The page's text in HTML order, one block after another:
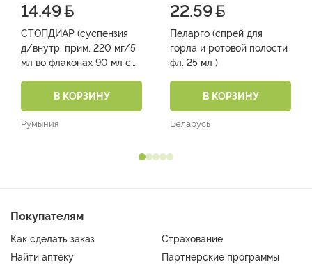
14.49
СТОПДИАР (суспензия
д/внутр. прим. 220 мг/5
мл во флаконах 90 мл с
(на 2,5мл и 5 мл) №1)
В КОРЗИНУ
Румыния
22.59
Пеларго (спрей для
горла и ротовой полости
фл. 25 мл )
В КОРЗИНУ
Беларусь
Покупателям
Как сделать заказ
Страхование
Найти аптеку
Партнерские программы